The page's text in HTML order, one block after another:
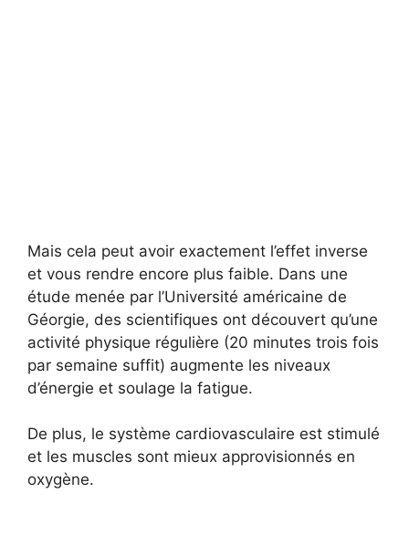
Mais cela peut avoir exactement l’effet inverse
et vous rendre encore plus faible. Dans une
étude menée par l’Université américaine de
Géorgie, des scientifiques ont découvert qu’une
activité physique régulière (20 minutes trois fois
par semaine suffit) augmente les niveaux
d’énergie et soulage la fatigue.
De plus, le système cardiovasculaire est stimulé
et les muscles sont mieux approvisionnés en
oxygène.